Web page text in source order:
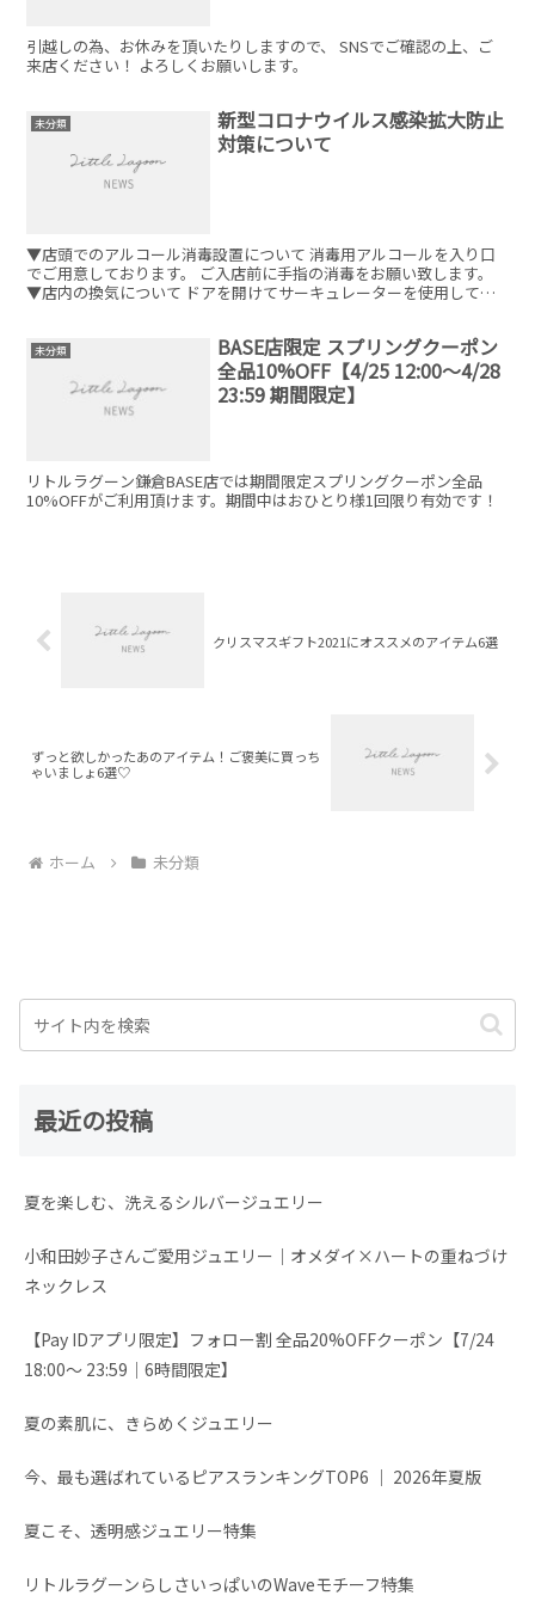
引越しの為、お休みを頂いたりしますので、 SNSでご確認の上、ご
来店ください！ よろしくお願いします。
未分類
新型コロナウイルス感染拡大防止
対策について
▼店頭でのアルコール消毒設置について 消毒用アルコールを入り口
でご用意しております。 ご入店前に手指の消毒をお願い致します。
▼店内の換気について ドアを開けてサーキュレーターを使用して営
未分類
BASE店限定 スプリングクーポン
全品10%OFF【4/25 12:00～4/28
23:59 期間限定】
リトルラグーン鎌倉BASE店では期間限定スプリングクーポン全品
10%OFFがご利用頂けます。期間中はおひとり様1回限り有効です！
クリスマスギフト2021にオススメのアイテム6選
ずっと欲しかったあのアイテム！ご褒美に買っち
ゃいましょ6選♡
ホーム 未分類
最近の投稿
夏を楽しむ、洗えるシルバージュエリー
小和田妙子さんご愛用ジュエリー｜オメダイ×ハートの重ねづけ
ネックレス
【Pay IDアプリ限定】フォロー割 全品20%OFFクーポン【7/24
18:00～ 23:59│6時間限定】
夏の素肌に、きらめくジュエリー
今、最も選ばれているピアスランキングTOP6 │ 2026年夏版
夏こそ、透明感ジュエリー特集
リトルラグーンらしさいっぱいのWaveモチーフ特集